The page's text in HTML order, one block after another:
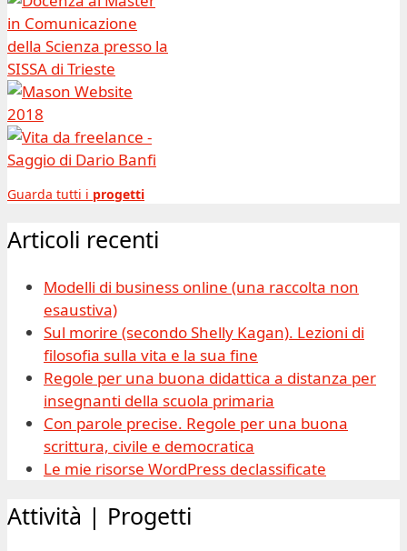
Guarda tutti i progetti
Articoli recenti
Modelli di business online (una raccolta non
esaustiva)
Sul morire (secondo Shelly Kagan). Lezioni di
filosofia sulla vita e la sua fine
Regole per una buona didattica a distanza per
insegnanti della scuola primaria
Con parole precise. Regole per una buona
scrittura, civile e democratica
Le mie risorse WordPress declassificate
Attività | Progetti